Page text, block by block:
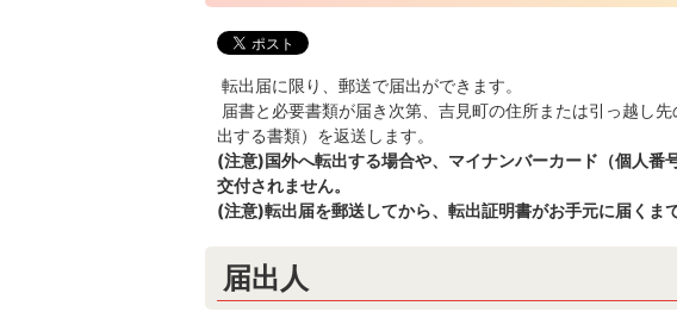
転出届に限り、郵送で届出ができます。
届書と必要書類が届き次第、吉見町の住所または引っ越し
出する書類）を返送します。
(注意)国外へ転出する場合や、マイナンバーカード（個人番
交付されません。
(注意)転出届を郵送してから、転出証明書がお手元に届くま
届出人